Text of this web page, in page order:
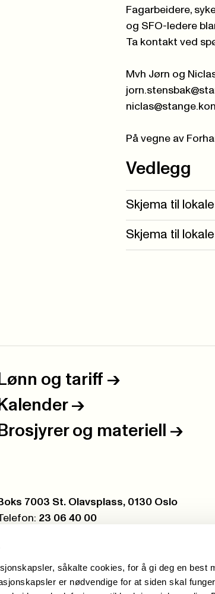
såkalte cookies, for å gi deg en best
er nødvendige for at siden skal
Fagarbeidere,
og SFO-ledere
Ta kontakt ved
Mvh Jørn og
På vegne av
Vedlegg
Skjema til
Skjema til
Lønn og tariff ->
Kalender ->
Brosjyrer og materiell ->
7003 St. Olavsplass, 0130 Oslo
23 06 40 00